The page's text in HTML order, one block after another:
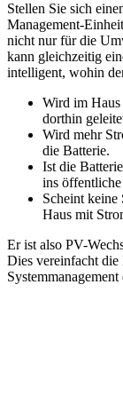
Stellen Sie sich
Management-
nicht nur für die
kann gleichzeitig
intelligent, wohin
Wird im
dorthin
Wird mehr
die Batterie.
Ist die
ins
Scheint keine
Haus mit
Er ist also PV-
Dies vereinfacht die